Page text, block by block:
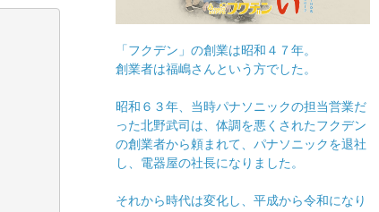
「フクデン」の創業は昭和４７年。
創業者は福嶋さんという方でした。
昭和６３年、当時パナソニックの担当営業だ
った北野武司は、体調を悪くされたフクデン
の創業者から頼まれて、パナソニックを退社
し、電器屋の社長になりました。
それから時代は変化し、平成から令和になり